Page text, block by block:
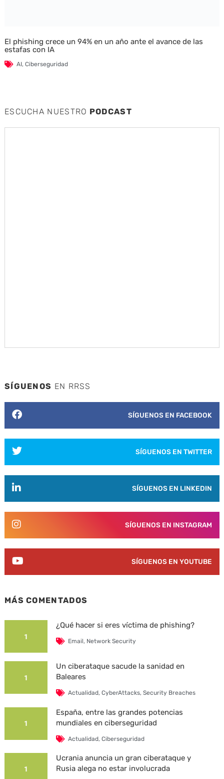
El phishing crece un 94% en un año ante el avance de las
estafas con IA
AI, Ciberseguridad
ESCUCHA NUESTRO PODCAST
SÍGUENOS EN RRSS
SÍGUENOS EN FACEBOOK
SÍGUENOS EN TWITTER
SÍGUENOS EN LINKEDIN
SÍGUENOS EN INSTAGRAM
SÍGUENOS EN YOUTUBE
MÁS COMENTADOS
1
¿Qué hacer si eres víctima de phishing?
Email, Network Security
1
Un ciberataque sacude la sanidad en
Baleares
Actualidad,CyberAttacks,Security Breaches
1
España, entre las grandes potencias
mundiales en ciberseguridad
Actualidad,Ciberseguridad
1
Ucrania anuncia un gran ciberataque y
Rusia alega no estar involucrada